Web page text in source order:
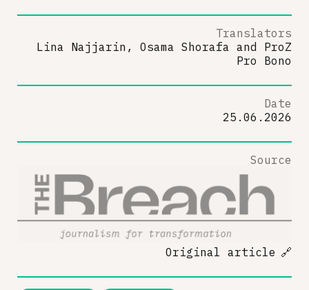
Translators
Lina Najjarin, Osama Shorafa and ProZ
Pro Bono
Date
25.06.2026
Source
Original article 🔗